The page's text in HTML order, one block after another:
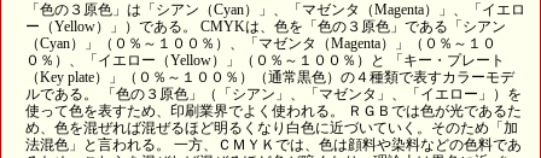
「色の３原色」は「シアン（Cyan）」、「マゼンタ（Magenta）」、「イエロ
ー（Yellow）」）である。 CMYKは、色を「色の３原色」である「シアン
（Cyan）」（０％～１００％）、「マゼンタ（Magenta）」（０％～１０
０％）、「イエロー（Yellow）」（０％～１００％）と 「キー・プレート
（Key plate）」（０％～１００％）（通常黒色）の４種類で表すカラーモデ
ルである。 「色の３原色」（「シアン」、「マゼンタ」、「イエロー」）を
使って色を表すため、印刷業界でよく使われる。 ＲＧＢでは色が光であるた
め、色を混ぜれば混ぜるほど明るくなり白色に近づいていく。そのため「加
法混色」と言われる。 一方、ＣＭＹＫでは、色は顔料や染料などの色料であ